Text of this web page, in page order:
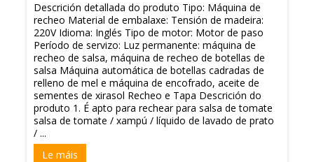
Descrición detallada do produto Tipo: Máquina de
recheo Material de embalaxe: Tensión de madeira:
220V Idioma: Inglés Tipo de motor: Motor de paso
Período de servizo: Luz permanente: máquina de
recheo de salsa, máquina de recheo de botellas de
salsa Máquina automática de botellas cadradas de
relleno de mel e máquina de encofrado, aceite de
sementes de xirasol Recheo e Tapa Descrición do
produto 1. É apto para rechear para salsa de tomate
salsa de tomate / xampú / líquido de lavado de prato
/ ...
Le máis